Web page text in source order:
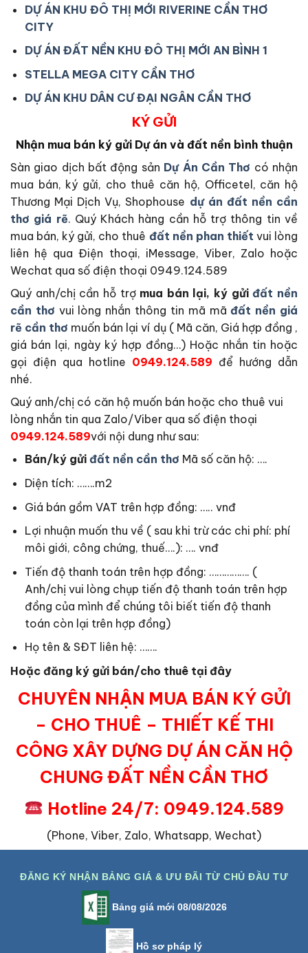
DỰ ÁN KHU ĐÔ THỊ MỚI RIVERINE CẦN THƠ
CITY
DỰ ÁN ĐẤT NỀN KHU ĐÔ THỊ MỚI AN BÌNH 1
STELLA MEGA CITY CẦN THƠ
DỰ ÁN KHU DÂN CƯ ĐẠI NGÂN CẦN THƠ
KÝ GỬI
Nhận mua bán ký gửi Dự án và đất nền bình thuận
Sàn giao dịch bất động sản Dự Án Cần Thơ có nhận
mua bán, ký gửi, cho thuê căn hộ, Officetel, căn hộ
Thương Mại Dịch Vụ, Shophouse dự án đất nền cần
thơ giá rẽ. Quý Khách hàng cần hỗ trợ thông tin về
mua bán, ký gửi, cho thuê đất nền phan thiết vui lòng
liên hệ qua Điện thoại, iMessage, Viber, Zalo hoặc
Wechat qua số điện thoại 0949.124.589
Quý anh/chị cần hỗ trợ mua bán lại, ký gửiđất nền
cần thơ vui lòng nhắn thông tin mã mãđất nền giá
rẽ cần thơ muốn bán lại ví dụ ( Mã căn, Giá hợp đồng ,
giá bán lại, ngày ký hợp đồng…) Hoặc nhắn tin hoặc
gọi điện qua hotline 0949.124.589 để hướng dẫn
nhé.
Quý anh/chị có căn hộ muốn bán hoặc cho thuê vui
lòng nhắn tin qua Zalo/Viber qua số điện thoại
0949.124.589với nội dung như sau:
Bán/ký gửi đất nền cần thơ Mã số căn hộ: ….
Diện tích: …….m2
Giá bán gồm VAT trên hợp đồng: ….. vnđ
Lợi nhuận muốn thu về ( sau khi trừ các chi phí: phí
môi giới, công chứng, thuế….): …. vnđ
Tiến độ thanh toán trên hợp đồng: ……………. (
Anh/chị vui lòng chụp tiến độ thanh toán trên hợp
đồng của mình để chúng tôi biết tiến độ thanh
toán còn lại trên hợp đồng)
Họ tên & SĐT liên hệ: …….
Hoặc đăng ký gửi bán/cho thuê tại đây
CHUYÊN NHẬN MUA BÁN KÝ GỬI
– CHO THUÊ – THIẾT KẾ THI
CÔNG XÂY DỰNG DỰ ÁN CĂN HỘ
CHUNG ĐẤT NỀN CẦN THƠ
Hotline 24/7: 0949.124.589
(Phone, Viber, Zalo, Whatsapp, Wechat)
ĐĂNG KÝ NHẬN BẢNG GIÁ & ƯU ĐÃI TỪ CHỦ ĐẦU TƯ
Bảng giá mới 08/08/2026
Hồ sơ pháp lý